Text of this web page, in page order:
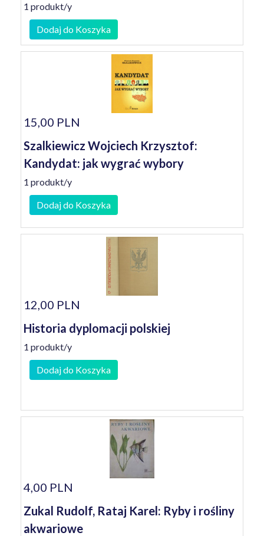
1 produkt/y
Dodaj do Koszyka
15,00 PLN
Szalkiewicz Wojciech Krzysztof:
Kandydat: jak wygrać wybory
1 produkt/y
Dodaj do Koszyka
12,00 PLN
Historia dyplomacji polskiej
1 produkt/y
Dodaj do Koszyka
4,00 PLN
Zukal Rudolf, Rataj Karel: Ryby i rośliny
akwariowe